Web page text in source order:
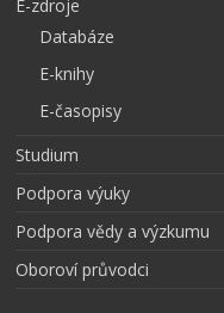
E-zdroje
Databáze
E-knihy
E-časopisy
Studium
Podpora výuky
Podpora vědy a výzkumu
Oboroví průvodci